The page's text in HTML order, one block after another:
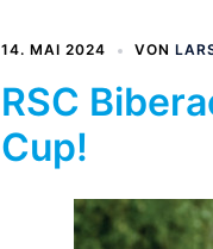
14. MAI 2024 VON
RSC
Cup!